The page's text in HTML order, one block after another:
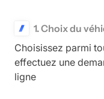
1. Choix du
Choisissez parmi
effectuez une
ligne